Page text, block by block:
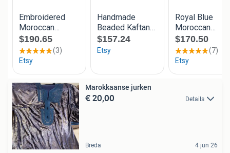
Marokkaanse jurken
€ 20,00 Details
Breda 4 jun 26